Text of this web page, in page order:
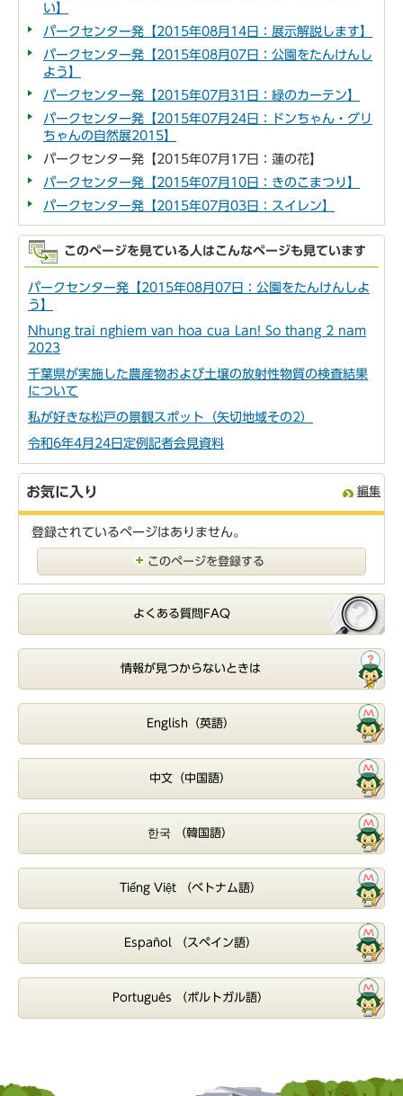
い】
パークセンター発【2015年08月14日：展示解説します】
パークセンター発【2015年08月07日：公園をたんけんし
よう】
パークセンター発【2015年07月31日：緑のカーテン】
パークセンター発【2015年07月24日：ドンちゃん・グリ
ちゃんの自然展2015】
パークセンター発【2015年07月17日：蓮の花】
パークセンター発【2015年07月10日：きのこまつり】
パークセンター発【2015年07月03日：スイレン】
このページを見ている人はこんなページも見ています
パークセンター発【2015年08月07日：公園をたんけんしよ
う】
Nhung trai nghiem van hoa cua Lan! So thang 2 nam
2023
千葉県が実施した農産物および土壌の放射性物質の検査結果
について
私が好きな松戸の景観スポット（矢切地域その2）
令和6年4月24日定例記者会見資料
お気に入り 編集
登録されているページはありません。
このページを登録する
よくある質問FAQ
情報が見つからないときは
English（英語）
中文（中国語）
한국 （韓国語）
Tiếng Việt （ベトナム語）
Español （スペイン語）
Português （ポルトガル語）